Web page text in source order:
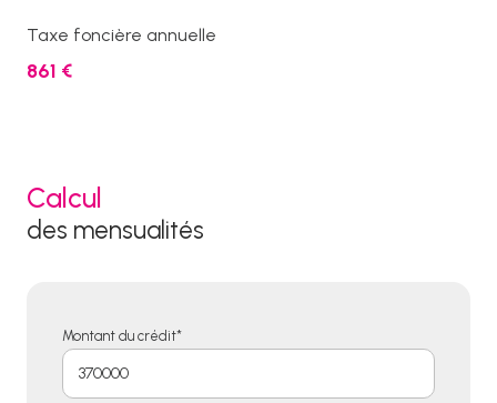
Taxe foncière annuelle
861 €
Calcul
des mensualités
Montant du crédit*